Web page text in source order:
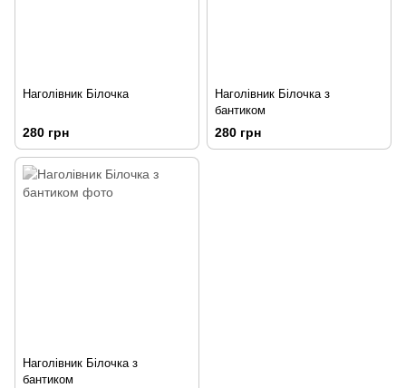
Наголівник Білочка
280 грн
Наголівник Білочка з
бантиком
280 грн
Наголівник Білочка з
бантиком